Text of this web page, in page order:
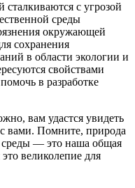
с угрозой
среды
окружающей
сохранения
в области экологии и
свойствами
в разработке
вам удастся увидеть
вами. Помните, природа
— это наша общая
великолепие для